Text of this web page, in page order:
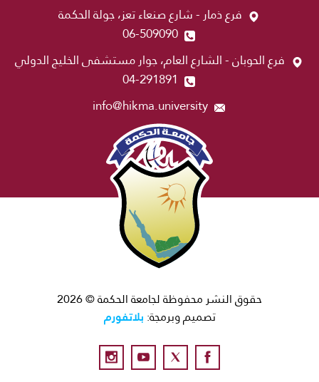
فرع ذمار - شارع صنعاء تعز، جولة الحكمة
06-509090
فرع الحوبان - الشارع العام، جوار مستشفى الخليج الدولي
04-291891
info@hikma.university
حقوق النشر محفوظة لجامعة الحكمة © 2026
تصميم وبرمجة: بلاتفورم